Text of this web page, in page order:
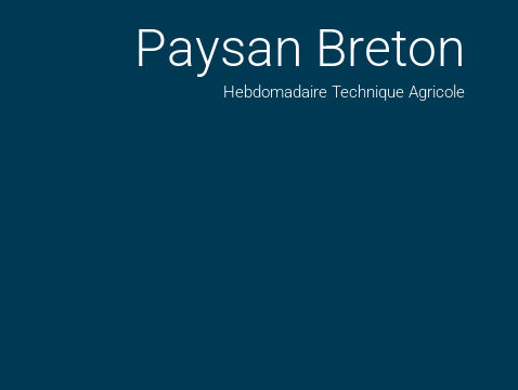
Paysan Breton
Hebdomadaire Technique Agricole